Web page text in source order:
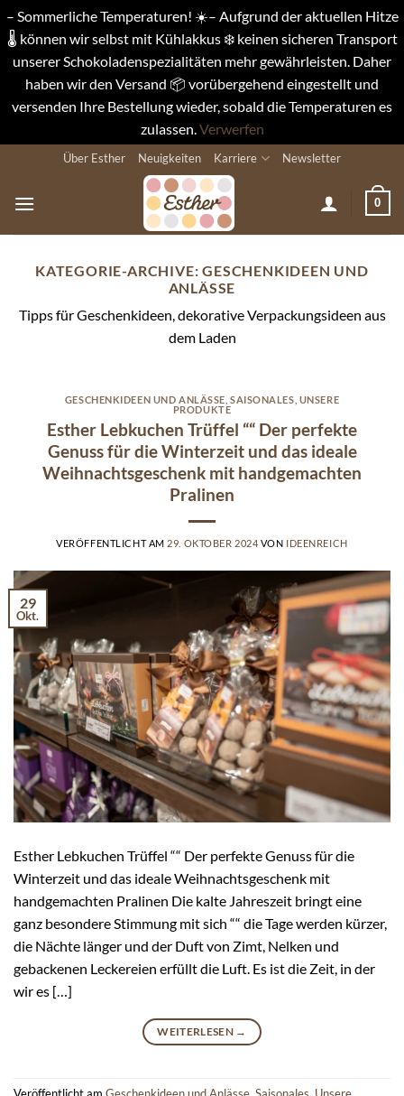
– Sommerliche Temperaturen! ☀️– Aufgrund der aktuellen Hitze
🌡️ können wir selbst mit Kühlakkus ❄️ keinen sicheren Transport
unserer Schokoladenspezialitäten mehr gewährleisten. Daher
haben wir den Versand 📦 vorübergehend eingestellt und
versenden Ihre Bestellung wieder, sobald die Temperaturen es
zulassen.Verwerfen
springen
Über Esther Neuigkeiten Karriere Newsletter
0
KATEGORIE-ARCHIVE:GESCHENKIDEEN UND
ANLÄSSE
Tipps für Geschenkideen, dekorative Verpackungsideen aus
dem Laden
GESCHENKIDEEN UND ANLÄSSE SAISONALES UNSERE
PRODUKTE
Esther Lebkuchen Trüffel ““ Der perfekte
Genuss für die Winterzeit und das ideale
Weihnachtsgeschenk mit handgemachten
Pralinen
VERÖFFENTLICHT AM 29. OKTOBER 2024 VON IDEENREICH
29
Okt.
Esther Lebkuchen Trüffel ““ Der perfekte Genuss für die
Winterzeit und das ideale Weihnachtsgeschenk mit
handgemachten Pralinen Die kalte Jahreszeit bringt eine
ganz besondere Stimmung mit sich ““ die Tage werden kürzer,
die Nächte länger und der Duft von Zimt, Nelken und
gebackenen Leckereien erfüllt die Luft. Es ist die Zeit, in der
wir es […]
WEITERLESEN →